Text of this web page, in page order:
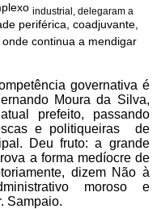
industrial, delegaram a
periférica, coadjuvante,
continua a mendigar
governativa é
Moura da Silva,
prefeito, passando
e politiqueiras de
Deu fruto: a grande
a forma medíocre de
dizem Não à
moroso e
Sampaio.